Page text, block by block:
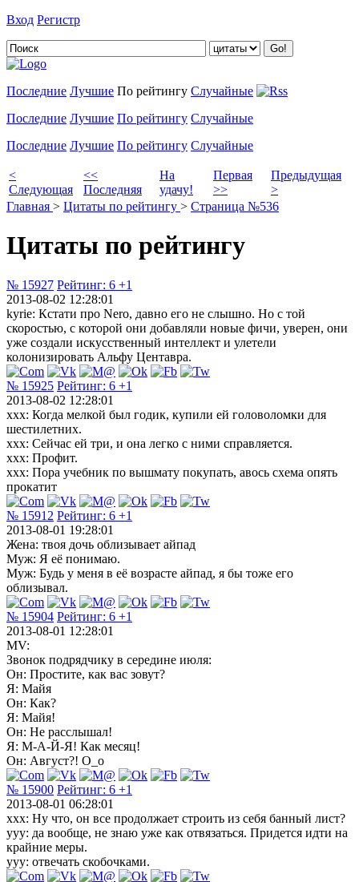
Вход Регистр
Последние Лучшие По рейтингу Случайные
Последние Лучшие По рейтингу Случайные
Последние Лучшие По рейтингу Случайные
<
Следующая
<<
Последняя
На
удачу!
Первая
>>
Предыдущая
>
Главная > Цитаты по рейтингу > Страница №536
Цитаты по рейтингу
№ 15927 Рейтинг: 6 +1
2013-08-02 12:28:01
kyrie: Кстати про Nero, давно его не слышно. Но с той
скоростью, с которой они добавляли новые фичи, уверен, они
уже создали искусственный интеллект и улетели
колонизировать Альфу Центавра.
№ 15925 Рейтинг: 6 +1
2013-08-02 12:28:01
xxx: Когда мелкой был годик, купили ей головоломки для
шестилетних.
xxx: Сейчас ей три, и она легко с ними справляется.
xxx: Профит.
xxx: Пора учебник по вышмату покупать, авось схема опять
прокатит
№ 15912 Рейтинг: 6 +1
2013-08-01 19:28:01
Жена: твоя дочь облизывает айпад
Муж: Я её понимаю.
Муж: Будь у меня в её возрасте айпад, я бы тоже его
облизывал.
№ 15904 Рейтинг: 6 +1
2013-08-01 12:28:01
MV:
Звонок подрядчику в середине июля:
Он: Простите, как вас зовут?
Я: Майя
Он: Как?
Я: Майя!
Он: Не расслышал!
Я: М-А-Й-Я! Как месяц!
Он: Август?! О_о
№ 15900 Рейтинг: 6 +1
2013-08-01 06:28:01
ххх: Ну что, он все продолжает строить из себя банный лист?
ууу: да вообще, не знаю уже как отвязаться. Придется идти на
крайние меры.
ууу: отвечать скобочками.